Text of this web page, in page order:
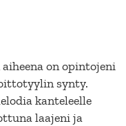
on opintojeni
synty.
kanteleelle
laajeni ja